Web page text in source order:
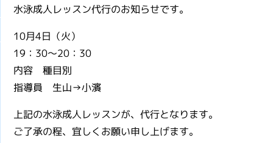
水泳成人レッスン代行のお知らせです。
10月4日（火）
19：30～20：30
内容 種目別
指導員 生山→小濱
上記の水泳成人レッスンが、代行となります。
ご了承の程、宜しくお願い申し上げます。